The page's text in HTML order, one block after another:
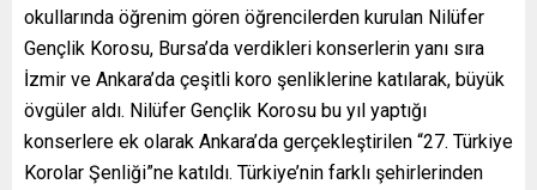
okullarında öğrenim gören öğrencilerden kurulan Nilüfer
Gençlik Korosu, Bursa’da verdikleri konserlerin yanı sıra
İzmir ve Ankara’da çeşitli koro şenliklerine katılarak, büyük
övgüler aldı. Nilüfer Gençlik Korosu bu yıl yaptığı
konserlere ek olarak Ankara’da gerçekleştirilen “27. Türkiye
Korolar Şenliği”ne katıldı. Türkiye’nin farklı şehirlerinden